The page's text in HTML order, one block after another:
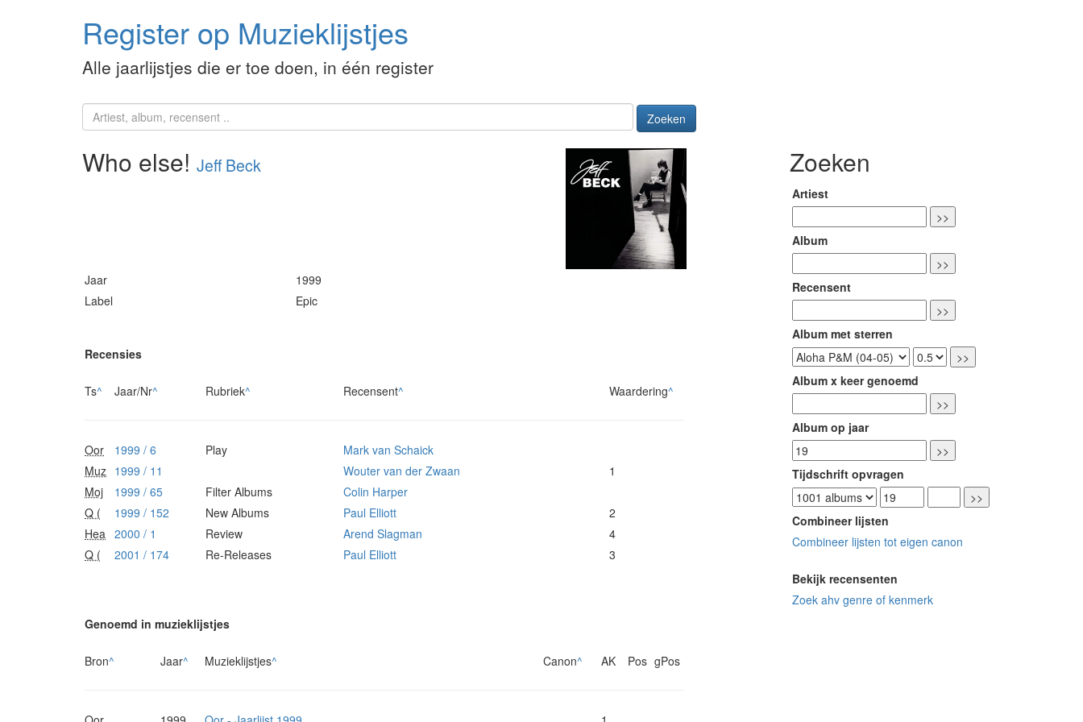
Register op Muzieklijstjes
Alle jaarlijstjes die er toe doen, in één register
Zoeken
Who else! Jeff Beck
Jaar
1999
Label
Epic
Recensies
Ts^ Jaar/Nr^ Rubriek^ Recensent^ Waardering^
Oor 1999 / 6 Play
Mark van Schaick
Muz 1999 / 11 Wouter van der Zwaan
1
Moj
1999 / 65 Filter Albums
Colin Harper
Q (
1999 / 152 New Albums Paul Elliott
2
Hea 2000 / 1 Review Arend Slagman
4
Q (
2001 / 174 Re-Releases Paul Elliott 3
Genoemd in muzieklijstjes
Bron^ Jaar^ Muzieklijstjes^ Canon^ AK Pos gPos
Zoeken
Artiest
Album
Recensent
Album met sterren
Album x keer genoemd
Album op jaar
Tijdschrift opvragen
Combineer lijsten
Combineer lijsten tot eigen canon
Bekijk recensenten
Zoek ahv genre of kenmerk